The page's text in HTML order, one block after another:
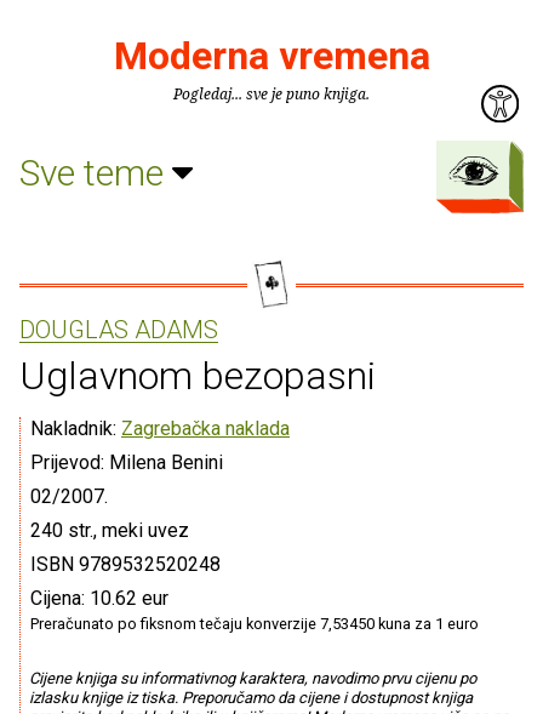
Moderna vremena
Pogledaj... sve je puno knjiga.
Sve teme
DOUGLAS ADAMS
Uglavnom bezopasni
Nakladnik: Zagrebačka naklada
Prijevod: Milena Benini
02/2007.
240 str., meki uvez
ISBN 9789532520248
Cijena: 10.62 eur
Preračunato po fiksnom tečaju konverzije 7,53450 kuna za 1 euro
Cijene knjiga su informativnog karaktera, navodimo prvu cijenu po
izlasku knjige iz tiska. Preporučamo da cijene i dostupnost knjiga